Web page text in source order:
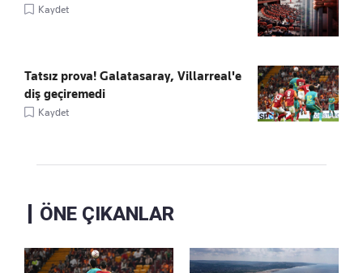
Kaydet
Tatsız prova! Galatasaray, Villarreal'e
diş geçiremedi
Kaydet
ÖNE ÇIKANLAR